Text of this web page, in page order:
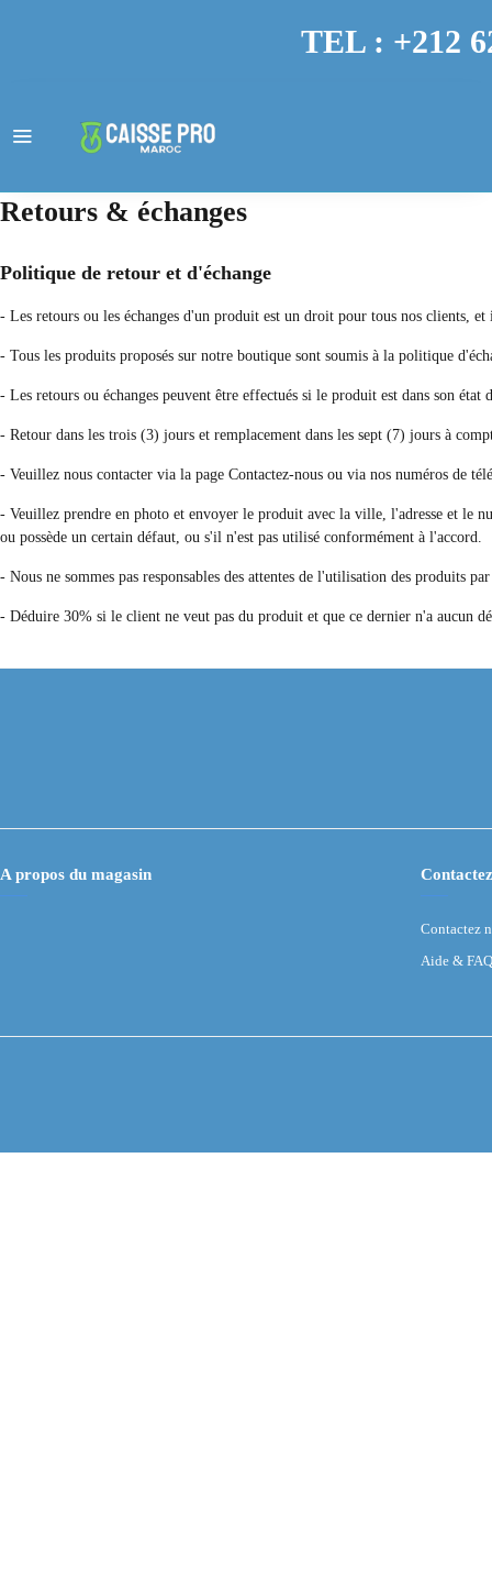
TEL : +212
Retours & échanges
Politique de retour et d'échange
- Les retours ou les échanges d'un produit est un droit pour tous nos clients,
- Tous les produits proposés sur notre boutique sont soumis à la politique
- Les retours ou échanges peuvent être effectués si le produit est dans son
- Retour dans les trois (3) jours et remplacement dans les sept (7) jours à
- Veuillez nous contacter via la page Contactez-nous ou via nos numéros de
- Veuillez prendre en photo et envoyer le produit avec la ville, l'adresse et le
ou possède un certain défaut, ou s'il n'est pas utilisé conformément à l'accord.
- Nous ne sommes pas responsables des attentes de l'utilisation des produits
- Déduire 30% si le client ne veut pas du produit et que ce dernier n'a aucun
A propos du magasin
Contactez
Aide & FAQ